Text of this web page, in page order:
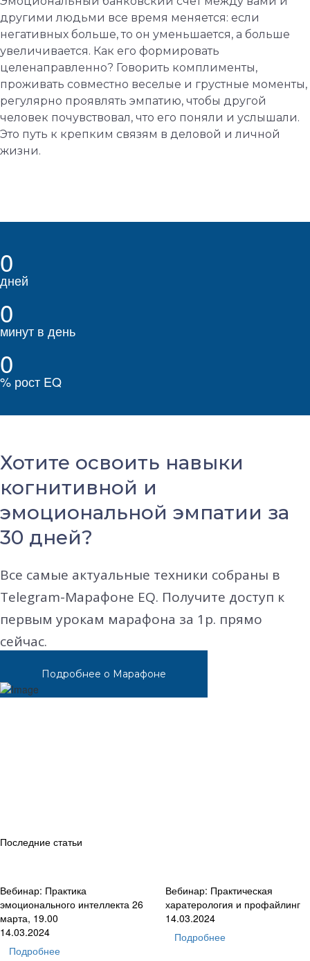
другими людьми все время меняется: если
негативных больше, то он уменьшается, а больше
увеличивается. Как его формировать
целенаправленно? Говорить комплименты,
проживать совместно веселые и грустные моменты,
регулярно проявлять эмпатию, чтобы другой
человек почувствовал, что его поняли и услышали.
Это путь к крепким связям в деловой и личной
жизни.
0
дней
0
минут в день
0
% рост EQ
Хотите освоить навыки
когнитивной и
эмоциональной эмпатии за
30 дней?
Все самые актуальные техники собраны в
Telegram-Марафоне EQ. Получите доступ к
первым урокам марафона за 1р. прямо
сейчас.
Подробнее о Марафоне
Последние статьи
Вебинар: Практика
эмоционального интеллекта 26
марта, 19.00
14.03.2024
Подробнее
Вебинар: Практическая
харатерология и профайлинг
14.03.2024
Подробнее